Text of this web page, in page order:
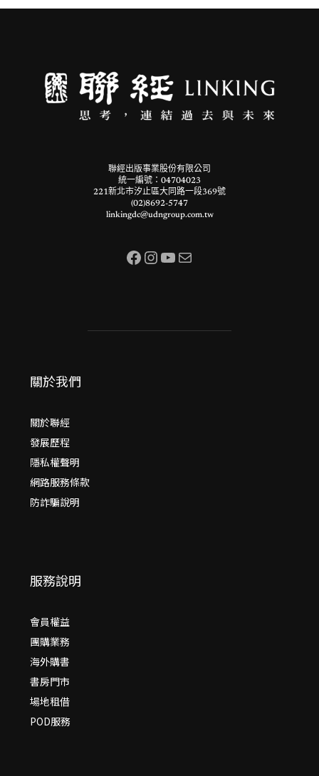
聯經出版事業股份有限公司
統一編號：04704023
221新北市汐止區大同路一段369號
(02)8692-5747
linkingdc@udngroup.com.tw
Facebook InstagramYouTube 電子郵件
關於我們
關於聯經
發展歷程
隱私權聲明
網路服務條款
防詐騙說明
服務說明
會員權益
團購業務
海外購書
書房門市
場地租借
POD服務